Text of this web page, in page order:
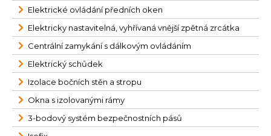
Elektrické ovládání předních oken
Elektricky nastavitelná, vyhřívaná vnější zpětná zrcátka
Centrální zamykání s dálkovým ovládáním
Elektrický schůdek
Izolace bočních stěn a stropu
Okna s izolovanými rámy
3-bodový systém bezpečnostních pásů